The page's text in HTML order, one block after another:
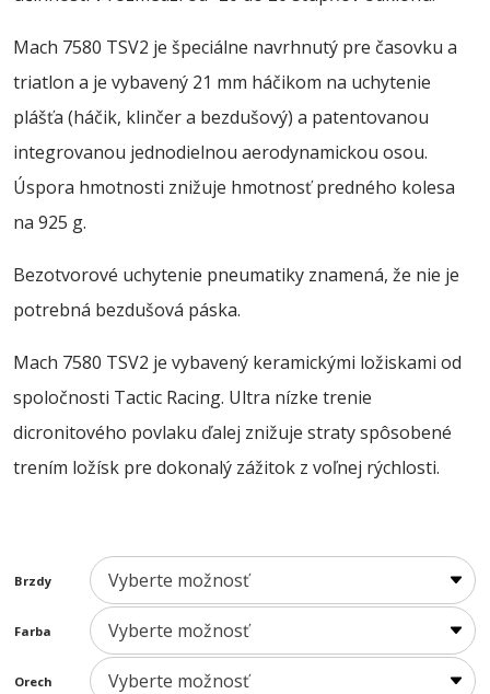
Mach 7580 TSV2 je špeciálne navrhnutý pre časovku a
triatlon a je vybavený 21 mm háčikom na uchytenie
plášťa (háčik, klinčer a bezdušový) a patentovanou
integrovanou jednodielnou aerodynamickou osou.
Úspora hmotnosti znižuje hmotnosť predného kolesa
na 925 g.
Bezotvorové uchytenie pneumatiky znamená, že nie je
potrebná bezdušová páska.
Mach 7580 TSV2 je vybavený keramickými ložiskami od
spoločnosti Tactic Racing. Ultra nízke trenie
dicronitového povlaku ďalej znižuje straty spôsobené
trením ložísk pre dokonalý zážitok z voľnej rýchlosti.
Brzdy
Farba
Orech